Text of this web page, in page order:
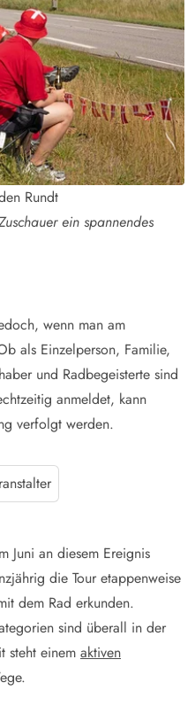
Rundt
ein spannendes
wenn man am
als Einzelperson, Familie,
und Radbegeisterte sind
anmeldet, kann
verfolgt werden.
Juni an diesem Ereignis
die Tour etappenweise
dem Rad erkunden.
sind überall in der
steht einem aktiven